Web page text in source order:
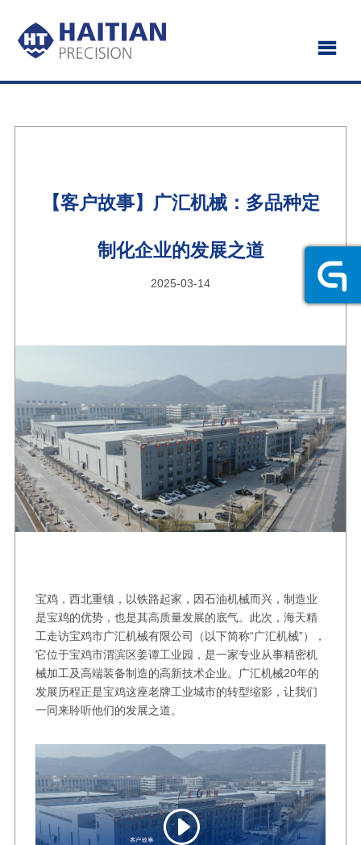
【客户故事】广汇机械：多品种定
制化企业的发展之道
2025-03-14
宝鸡，西北重镇，以铁路起家，因石油机械而兴，制造业
是宝鸡的优势，也是其高质量发展的底气。此次，海天精
工走访宝鸡市广汇机械有限公司（以下简称“广汇机械”），
它位于宝鸡市渭滨区姜谭工业园，是一家专业从事精密机
械加工及高端装备制造的高新技术企业。广汇机械20年的
发展历程正是宝鸡这座老牌工业城市的转型缩影，让我们
一同来聆听他们的发展之道。